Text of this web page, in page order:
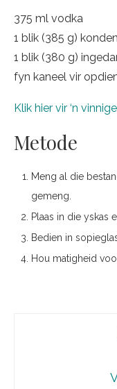
375 ml vodka
1 blik (385 g)
1 blik (380 g)
fyn kaneel vir
Klik hier vir ‘n
Metode
Meng al die
gemeng.
Plaas in die yskas
Bedien in
Hou matigheid